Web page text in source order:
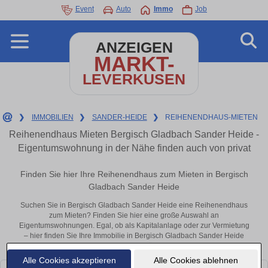
Alle Cookies akzeptieren Alle Cookies ablehnen
Event Auto Immo Job
ANZEIGEN
MARKT-
LEVERKUSEN
❯ IMMOBILIEN ❯ SANDER-HEIDE ❯ REIHENENDHAUS-MIETEN
Reihenendhaus Mieten Bergisch Gladbach Sander Heide -
Eigentumswohnung in der Nähe finden auch von privat
Finden Sie hier Ihre Reihenendhaus zum Mieten in Bergisch
Gladbach Sander Heide
Suchen Sie in Bergisch Gladbach Sander Heide eine Reihenendhaus
zum Mieten? Finden Sie hier eine große Auswahl an
Eigentumswohnungen. Egal, ob als Kapitalanlage oder zur Vermietung
– hier finden Sie Ihre Immobilie in Bergisch Gladbach Sander Heide
oder in der Nähe.